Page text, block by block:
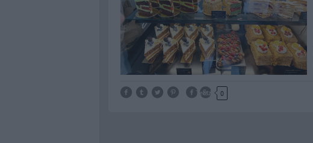
Tetszik 0